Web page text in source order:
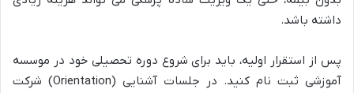
داشته باشد.
پس از استقرار اولیه، باید برای شروع دوره تحصیلی خود در موسسه
آموزشی ثبت نام کنید. در جلسات آشنایی (Orientation) شرکت